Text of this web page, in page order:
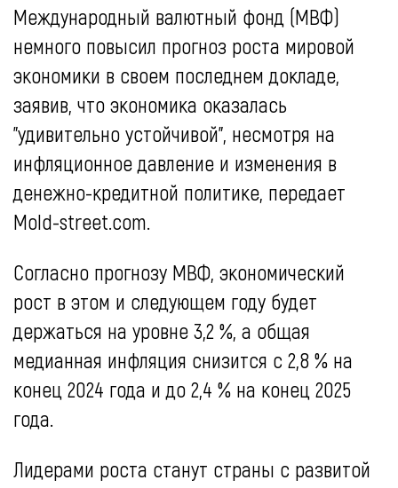
Международный валютный фонд (МВФ)
немного повысил прогноз роста мировой
экономики в своем последнем докладе,
заявив, что экономика оказалась
"удивительно устойчивой", несмотря на
инфляционное давление и изменения в
денежно-кредитной политике, передает
Mold-street.com.
Согласно прогнозу МВФ, экономический
рост в этом и следующем году будет
держаться на уровне 3,2 %, а общая
медианная инфляция снизится с 2,8 % на
конец 2024 года и до 2,4 % на конец 2025
года.
Лидерами роста станут страны с развитой